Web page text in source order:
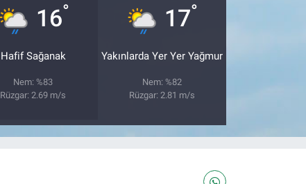
16°
Hafif Sağanak
Nem: %83
Rüzgar: 2.69 m/s
17°
Yakınlarda Yer Yer Yağmur
Nem: %82
Rüzgar: 2.81 m/s